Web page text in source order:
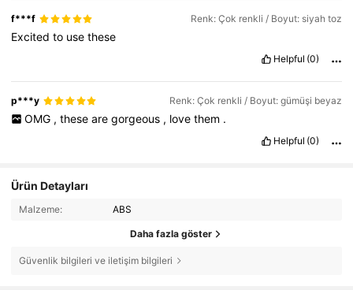
f***f Renk: Çok renkli / Boyut: siyah toz
Excitedto usethese
Helpful (0)
p***y Renk: Çok renkli / Boyut: gümüşi beyaz
OMG , these are gorgeous , love them .
Helpful (0)
Ürün Detayları
Malzeme: ABS
Daha fazla göster
Güvenlik bilgileri ve iletişim bilgileri